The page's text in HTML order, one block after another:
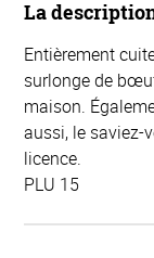
La
Entièrement
surlonge de
maison.
aussi, le saviez-
licence.
PLU 15